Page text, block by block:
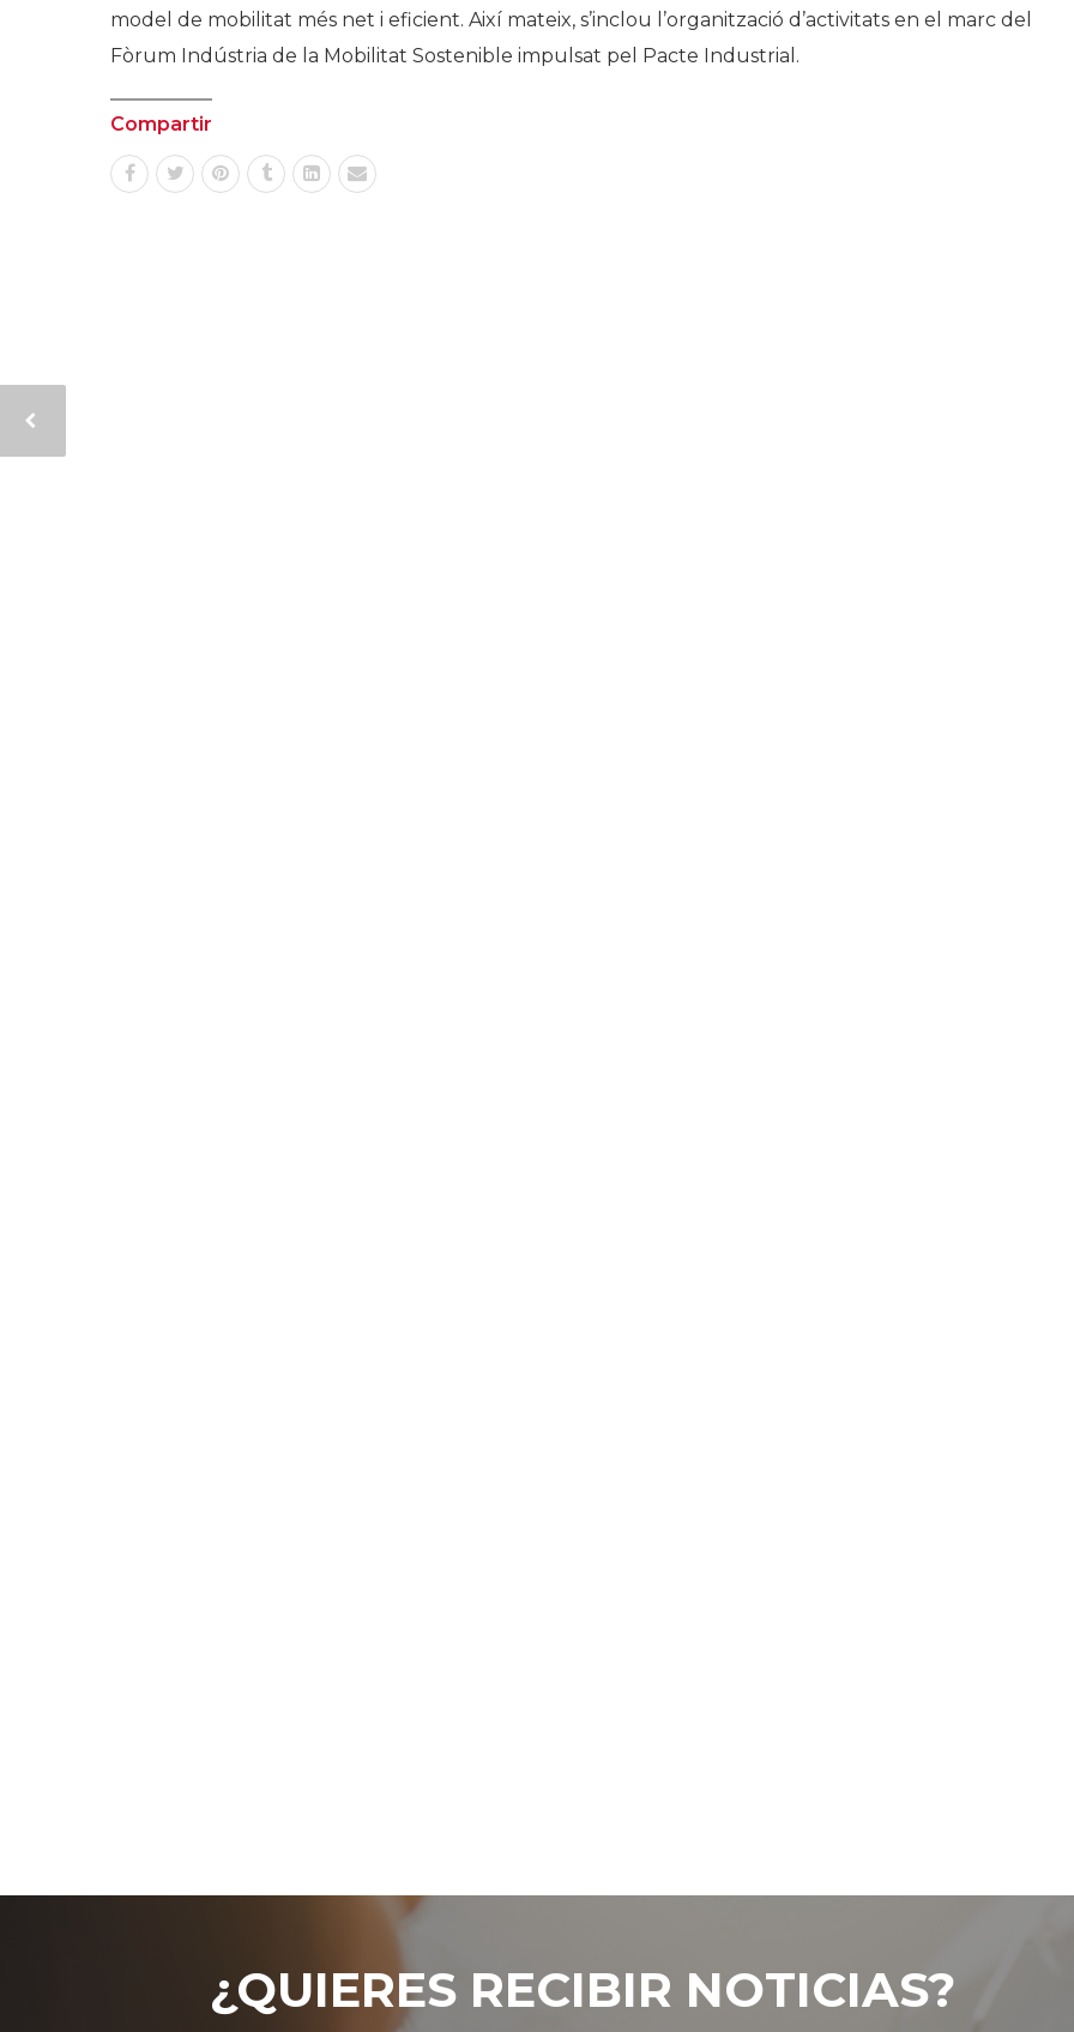
model de mobilitat més net i eficient. Així mateix, s’inclou l’organització d’activitats en el marc del
Fòrum Indústria de la Mobilitat Sostenible impulsat pel Pacte Industrial.
Compartir
¿QUIERES RECIBIR NOTICIAS?